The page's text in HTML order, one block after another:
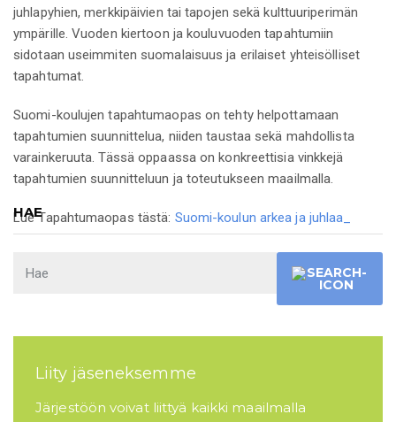
juhlapyhien, merkkipäivien tai tapojen sekä kulttuuriperimän
ympärille. Vuoden kiertoon ja kouluvuoden tapahtumiin
sidotaan useimmiten suomalaisuus ja erilaiset yhteisölliset
tapahtumat.
Suomi-koulujen tapahtumaopas on tehty helpottamaan
tapahtumien suunnittelua, niiden taustaa sekä mahdollista
varainkeruuta. Tässä oppaassa on konkreettisia vinkkejä
tapahtumien suunnitteluun ja toteutukseen maailmalla.
Lue Tapahtumaopas tästä: Suomi-koulun arkea ja juhlaa_
HAE
Liity jäseneksemme
Järjestöön voivat liittyä kaikki maailmalla